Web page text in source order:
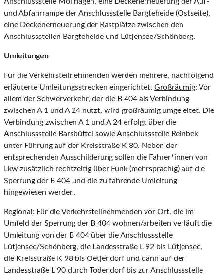
und Abfahrrampe der Anschlussstelle Bargteheide (Ostseite),
eine Deckenerneuerung der Rastplätze zwischen den
Anschlussstellen Bargteheide und Lütjensee/Schönberg.
Umleitungen
Für die Verkehrsteilnehmenden werden mehrere, nachfolgend
erläuterte Umleitungsstrecken eingerichtet. Großräumig: Vor
allem der Schwerverkehr, der die B 404 als Verbindung
zwischen A 1 und A 24 nutzt, wird großräumig umgeleitet. Die
Verbindung zwischen A 1 und A 24 erfolgt über die
Anschlussstelle Barsbüttel sowie Anschlussstelle Reinbek
unter Führung auf der Kreisstraße K 80. Neben der
entsprechenden Ausschilderung sollen die Fahrer*innen von
Lkw zusätzlich rechtzeitig über Funk (mehrsprachig) auf die
Sperrung der B 404 und die zu fahrende Umleitung
hingewiesen werden.
Regional : Für die Verkehrsteilnehmenden vor Ort, die im
Umfeld der Sperrung der B 404 wohnen/arbeiten verläuft die
Umleitung von der B 404 über die Anschlussstelle
Lütjensee/Schönberg, die Landesstraße L 92 bis Lütjensee,
die Kreisstraße K 98 bis Oetjendorf und dann auf der
Landesstraße L 90 durch Todendorf bis zur Anschlussstelle